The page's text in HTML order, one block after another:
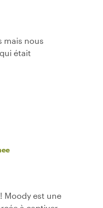
mais nous
était
Moody est une